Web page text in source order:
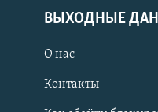
ВЫХОДНЫЕ
О нас
Контакты